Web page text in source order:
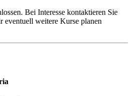
Bei Interesse kontaktieren Sie
eventuell weitere Kurse planen